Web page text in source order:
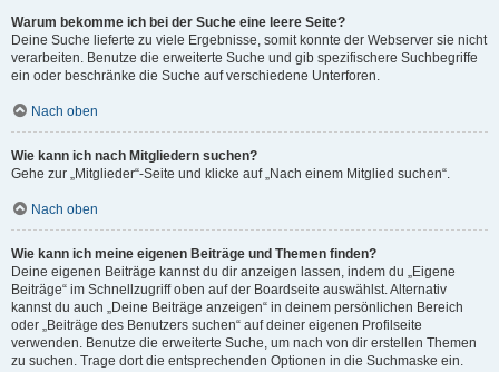
Warum bekomme ich bei der Suche eine leere Seite?
Deine Suche lieferte zu viele Ergebnisse, somit konnte der Webserver sie nicht
verarbeiten. Benutze die erweiterte Suche und gib spezifischere Suchbegriffe
ein oder beschränke die Suche auf verschiedene Unterforen.
Nach oben
Wie kann ich nach Mitgliedern suchen?
Gehe zur „Mitglieder“-Seite und klicke auf „Nach einem Mitglied suchen“.
Nach oben
Wie kann ich meine eigenen Beiträge und Themen finden?
Deine eigenen Beiträge kannst du dir anzeigen lassen, indem du „Eigene
Beiträge“ im Schnellzugriff oben auf der Boardseite auswählst. Alternativ
kannst du auch „Deine Beiträge anzeigen“ in deinem persönlichen Bereich
oder „Beiträge des Benutzers suchen“ auf deiner eigenen Profilseite
verwenden. Benutze die erweiterte Suche, um nach von dir erstellen Themen
zu suchen. Trage dort die entsprechenden Optionen in die Suchmaske ein.